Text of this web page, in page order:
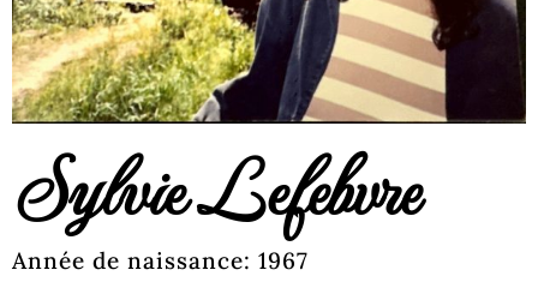
Sylvie Lefebvre
Année de naissance: 1967